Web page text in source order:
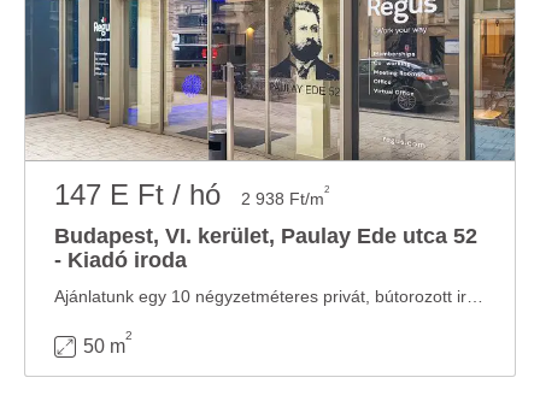
147 E Ft / hó 2 938 Ft/m2
Budapest, VI. kerület, Paulay Ede utca 52
- Kiadó iroda
50 m
2